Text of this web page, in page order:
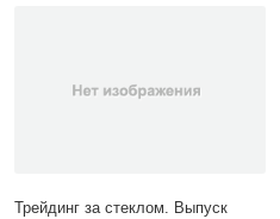
Трейдинг за стеклом. Выпуск